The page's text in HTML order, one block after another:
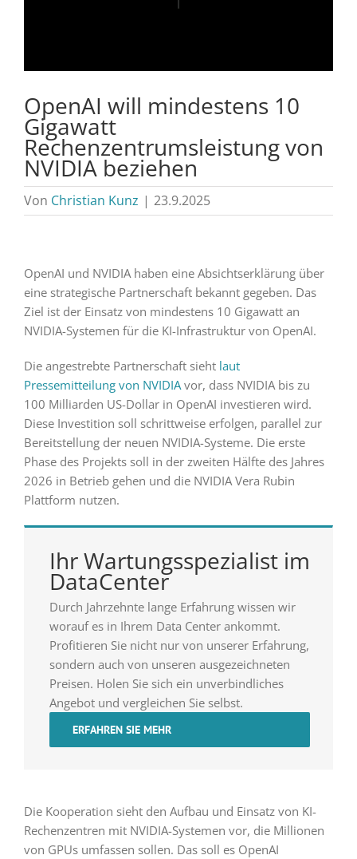
OpenAI will mindestens 10
Gigawatt
Rechenzentrumsleistung von
NVIDIA beziehen
Von Christian Kunz | 23.9.2025
OpenAI und NVIDIA haben eine Absichtserklärung über
eine strategische Partnerschaft bekannt gegeben. Das
Ziel ist der Einsatz von mindestens 10 Gigawatt an
NVIDIA-Systemen für die KI-Infrastruktur von OpenAI.
Die angestrebte Partnerschaft sieht laut
Pressemitteilung von NVIDIAvor, dass NVIDIA bis zu
100 Milliarden US-Dollar in OpenAI investieren wird.
Diese Investition soll schrittweise erfolgen, parallel zur
Bereitstellung der neuen NVIDIA-Systeme. Die erste
Phase des Projekts soll in der zweiten Hälfte des Jahres
2026 in Betrieb gehen und die NVIDIA Vera Rubin
Plattform nutzen.
Ihr Wartungsspezialist im
DataCenter
Durch Jahrzehnte lange Erfahrung wissen wir
worauf es in Ihrem Data Center ankommt.
Profitieren Sie nicht nur von unserer Erfahrung,
sondern auch von unseren ausgezeichneten
Preisen. Holen Sie sich ein unverbindliches
Angebot und vergleichen Sie selbst.
ERFAHREN SIE MEHR
Die Kooperation sieht den Aufbau und Einsatz von KI-
Rechenzentren mit NVIDIA-Systemen vor, die Millionen
von GPUs umfassen sollen. Das soll es OpenAI